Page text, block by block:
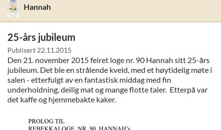
Hannah
25-års jubileum
Publisert 22.11.2015
Den 21. november 2015 feiret loge nr. 90 Hannah sitt 25-års
jubileum. Det ble en strålende kveld, med et høytidelig møte i
salen - etterfulgt av en fantastisk middag med fin
underholdning, deilig mat og mange flotte taler. Etterpå var
det kaffe og hjemmebakte kaker.